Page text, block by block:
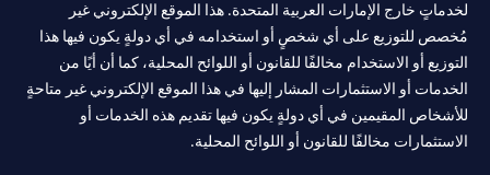
لخدماتٍ خارج الإمارات العربية المتحدة. هذا الموقع الإلكتروني غير
مُخصص للتوزيع على أي شخصٍ أو استخدامه في أي دولةٍ يكون فيها هذا
التوزيع أو الاستخدام مخالفًا للقانون أو اللوائح المحلية، كما أن أيًا من
الخدمات أو الاستثمارات المشار إليها في هذا الموقع الإلكتروني غير متاحةٍ
للأشخاص المقيمين في أي دولةٍ يكون فيها تقديم هذه الخدمات أو
الاستثمارات مخالفًا للقانون أو اللوائح المحلية.